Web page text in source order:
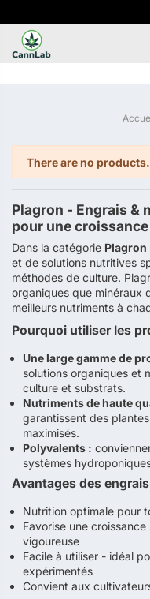
Plagron
There are no products.
Plagron - Engrais &
pour une
Dans la catégorie Plagron
et de solutions nutritives
méthodes de culture.
organiques que minéraux
meilleurs nutriments à
Pourquoi utiliser les
Une large gamme de
solutions organiques et
culture et substrats.
Nutriments de haute
garantissent des
maximisés.
Polyvalents :
systèmes
Avantages des
Nutrition optimale pour
Favorise une
vigoureuse
Facile à utiliser - idéal
expérimentés
Convient aux